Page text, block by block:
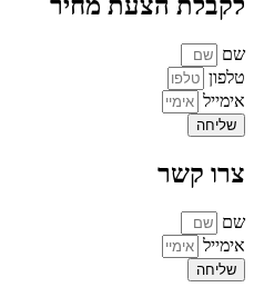
שם
טלפון
אימייל
שליחה
צרו קשר
שם
אימייל
שליחה